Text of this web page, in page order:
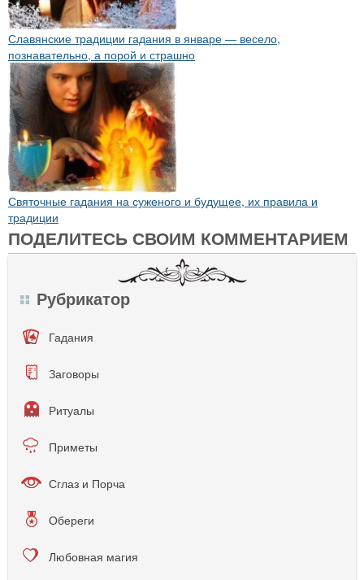
Славянские традиции гадания в январе — весело,
познавательно, а порой и страшно
Святочные гадания на суженого и будущее, их правила и
традиции
ПОДЕЛИТЕСЬ СВОИМ КОММЕНТАРИЕМ
Рубрикатор
Гадания
Заговоры
Ритуалы
Приметы
Сглаз и Порча
Обереги
Любовная магия